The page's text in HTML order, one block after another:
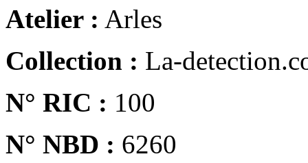
Atelier : Arles
Collection : La-
N° RIC : 100
N° NBD : 6260